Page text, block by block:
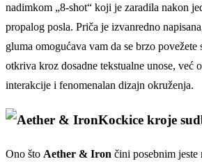
nadimkom „8-shot“ koji je zaradila nakon
propalog posla. Priča je izvanredno
gluma omogućava vam da se brzo povežete
otkriva kroz dosadne tekstualne unose, već
interakcije i fenomenalan dizajn okruženja.
Kockice kroje
Ono što Aether & Iron čini posebnim